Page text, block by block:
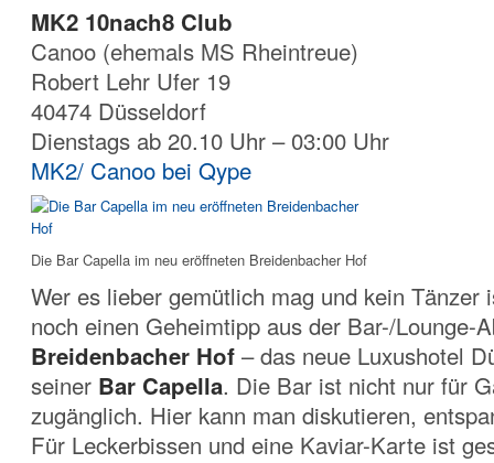
MK2 10nach8 Club
Canoo (ehemals MS Rheintreue)
Robert Lehr Ufer 19
40474 Düsseldorf
Dienstags ab 20.10 Uhr – 03:00 Uhr
MK2/ Canoo bei Qype
Die Bar Capella im neu eröffneten Breidenbacher Hof
Wer es lieber gemütlich mag und kein Tänzer
noch einen Geheimtipp aus der Bar-/Lounge-
Breidenbacher Hof – das neue Luxushotel
seiner Bar Capella. Die Bar ist nicht nur für
zugänglich. Hier kann man diskutieren,
Für Leckerbissen und eine Kaviar-Karte ist